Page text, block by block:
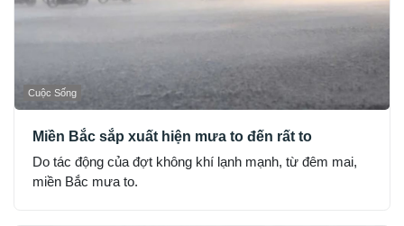
Cuộc Sống
Miền Bắc sắp xuất hiện mưa to đến rất to
Do tác động của đợt không khí lạnh mạnh, từ đêm mai,
miền Bắc mưa to.